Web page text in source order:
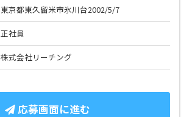
東京都東久留米市氷川台2002/5/7
正社員
株式会社リーチング
応募画面に進む